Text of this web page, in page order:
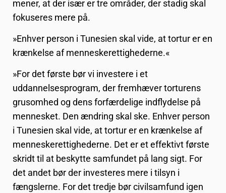
mener, at der især er tre områder, der stadig skal
fokuseres mere på.
»Enhver person i Tunesien skal vide, at tortur er en
krænkelse af menneskerettighederne.«
»For det første bør vi investere i et
uddannelsesprogram, der fremhæver torturens
grusomhed og dens forfærdelige indflydelse på
mennesket. Den ændring skal ske. Enhver person
i Tunesien skal vide, at tortur er en krænkelse af
menneskerettighederne. Det er et effektivt første
skridt til at beskytte samfundet på lang sigt. For
det andet bør der investeres mere i tilsyn i
fængslerne. For det tredje bør civilsamfund igen